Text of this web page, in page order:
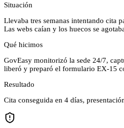
Situación
Llevaba tres semanas intentando cita
Las webs caían y los huecos se
Qué hicimos
GovEasy monitorizó la sede 24/7,
liberó y preparó el formulario EX-15
Resultado
Cita conseguida en 4 días,